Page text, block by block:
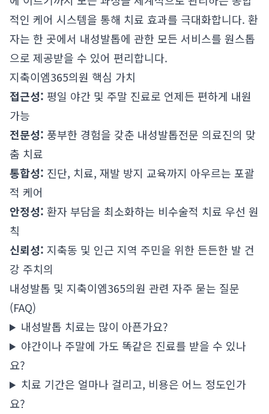
적인 케어 시스템을 통해 치료 효과를 극대화합니다. 환
자는 한 곳에서 내성발톱에 관한 모든 서비스를 원스톱
으로 제공받을 수 있어 편리합니다.
지축이엠365의원 핵심 가치
접근성: 평일 야간 및 주말 진료로 언제든 편하게 내원
가능
전문성: 풍부한 경험을 갖춘 내성발톱전문 의료진의 맞
춤 치료
통합성: 진단, 치료, 재발 방지 교육까지 아우르는 포괄
적 케어
안정성: 환자 부담을 최소화하는 비수술적 치료 우선 원
칙
신뢰성: 지축동 및 인근 지역 주민을 위한 든든한 발 건
강 주치의
내성발톱 및 지축이엠365의원 관련 자주 묻는 질문
(FAQ)
내성발톱 치료는 많이 아픈가요?
야간이나 주말에 가도 똑같은 진료를 받을 수 있나
요?
치료 기간은 얼마나 걸리고, 비용은 어느 정도인가
요?